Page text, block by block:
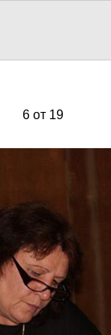
6 от 19